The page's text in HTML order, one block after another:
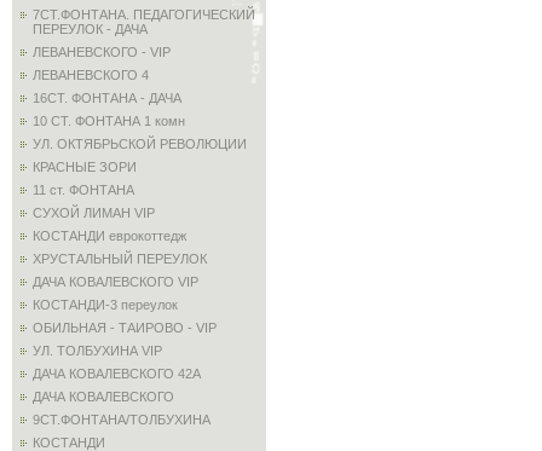
7СТ.ФОНТАНА. ПЕДАГОГИЧЕСКИЙ
ПЕРЕУЛОК - ДАЧА
ЛЕВАНЕВСКОГО - VIP
ЛЕВАНЕВСКОГО 4
16СТ. ФОНТАНА - ДАЧА
10 СТ. ФОНТАНА 1 комн
УЛ. ОКТЯБРЬСКОЙ РЕВОЛЮЦИИ
КРАСНЫЕ ЗОРИ
11 ст. ФОНТАНА
СУХОЙ ЛИМАН VIP
КОСТАНДИ еврокоттедж
ХРУСТАЛЬНЫЙ ПЕРЕУЛОК
ДАЧА КОВАЛЕВСКОГО VIP
КОСТАНДИ-3 переулок
ОБИЛЬНАЯ - ТАИРОВО - VIP
УЛ. ТОЛБУХИНА VIP
ДАЧА КОВАЛЕВСКОГО 42А
ДАЧА КОВАЛЕВСКОГО
9СТ.ФОНТАНА/ТОЛБУХИНА
КОСТАНДИ